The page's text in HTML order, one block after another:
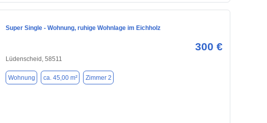
Super Single - Wohnung, ruhige Wohnlage im Eichholz
300 €
Lüdenscheid, 58511
Wohnung ca. 45,00 m² Zimmer 2